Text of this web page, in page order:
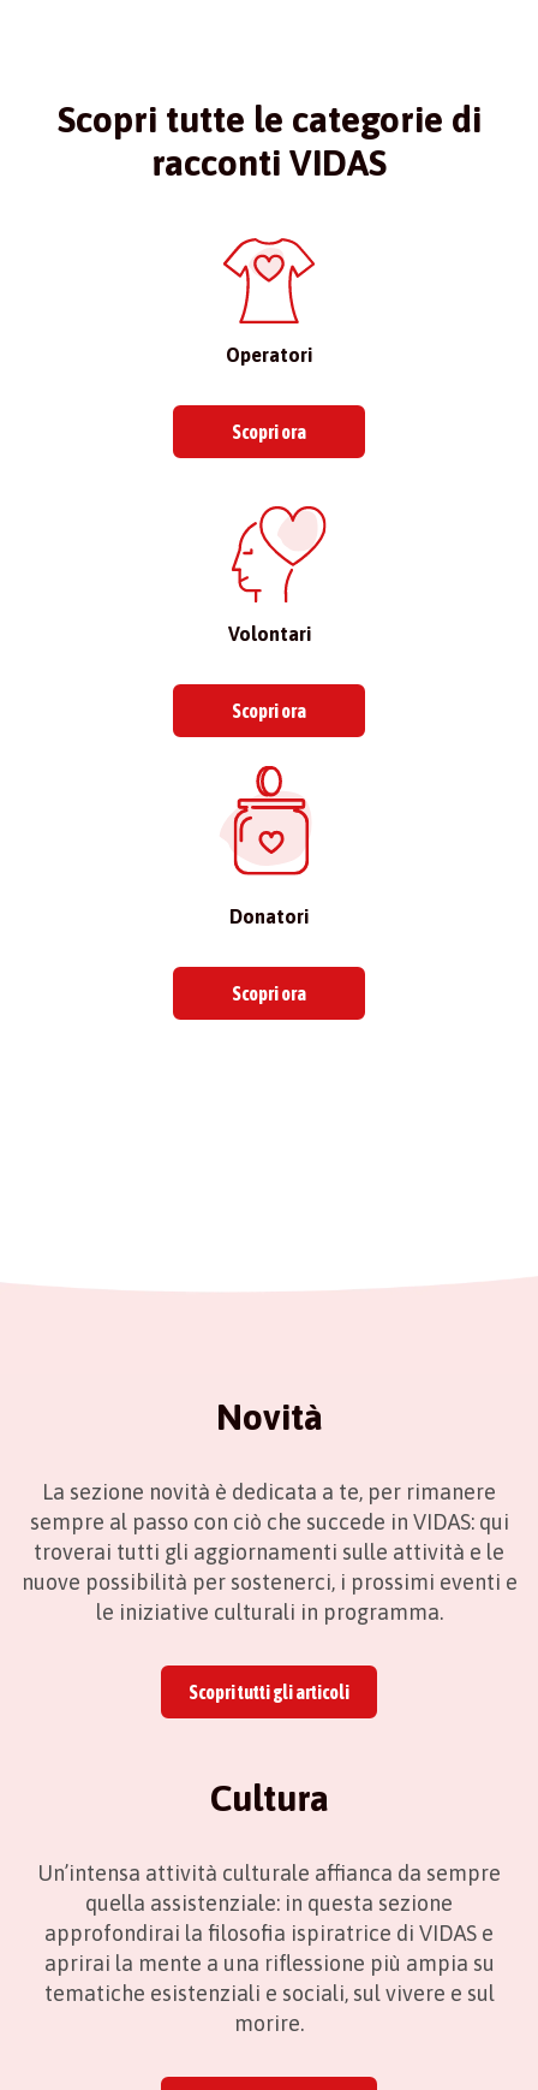
Scopri tutte le categorie di
racconti VIDAS
Operatori
Scopri ora
Volontari
Scopri ora
Donatori
Scopri ora
Novità
La sezione novità è dedicata a te, per rimanere
sempre al passo con ciò che succede in VIDAS: qui
troverai tutti gli aggiornamenti sulle attività e le
nuove possibilità per sostenerci, i prossimi eventi e
le iniziative culturali in programma.
Scopri tutti gli articoli
Cultura
Un’intensa attività culturale affianca da sempre
quella assistenziale: in questa sezione
approfondirai la filosofia ispiratrice di VIDAS e
aprirai la mente a una riflessione più ampia su
tematiche esistenziali e sociali, sul vivere e sul
morire.